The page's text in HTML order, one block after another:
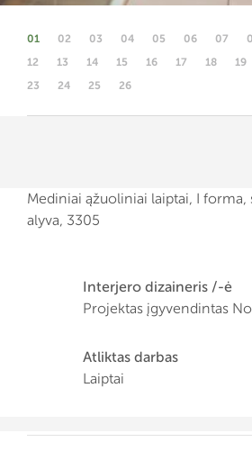
01 02 03 04 05 06 07
12
13 14 15 16 17 18 19
23
24 25 26
Mediniai ąžuoliniai laiptai, I forma,
alyva, 3305
Interjero dizaineris /-ė
Projektas įgyvendintas
Atliktas darbas
Laiptai